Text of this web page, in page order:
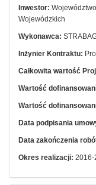
Inwestor:
Wojewódzkich
Wykonawca:
Inżynier Kontraktu:
Całkowita wartość
Wartość
Wartość
Data podpisania
Data zakończenia
Okres realizacji: 2016-